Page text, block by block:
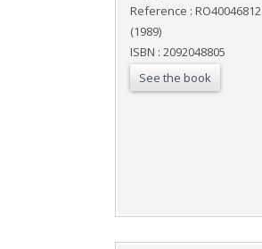
Reference : RO40046812
(1989)
ISBN : 2092048805
See the book